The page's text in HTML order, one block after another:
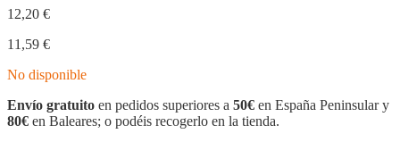
12,20 €
11,59 €
No disponible
Envío gratuito en pedidos superiores a 50€ en España Peninsular y
80€ en Baleares; o podéis recogerlo en la tienda.